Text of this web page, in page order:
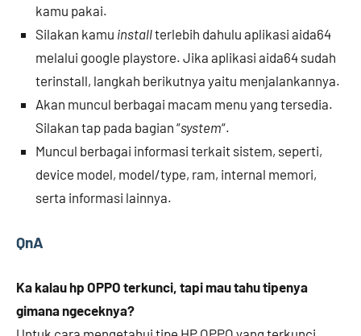
kamu pakai.
Silakan kamu installterlebih dahulu aplikasi aida64
melalui google playstore. Jika aplikasi aida64 sudah
terinstall, langkah berikutnya yaitu menjalankannya.
Akan muncul berbagai macam menu yang tersedia.
Silakan tap pada bagian “system“.
Muncul berbagai informasi terkait sistem, seperti,
device model, model/type, ram, internal memori,
serta informasi lainnya.
QnA
Ka kalau hp OPPO terkunci, tapi mau tahu tipenya
gimana ngeceknya?